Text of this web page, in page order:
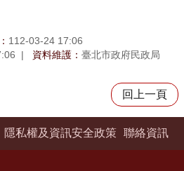
112-03-24 17:06
資料維護： 臺北市政府民政局
回上一頁
隱私權及資訊安全政策 聯絡資訊